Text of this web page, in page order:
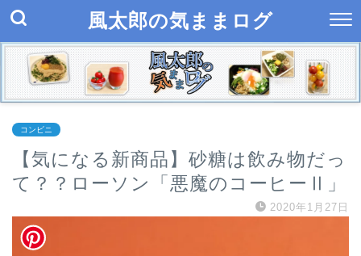
風太郎の気ままログ
コンビニ
【気になる新商品】砂糖は飲み物だっ
て？？ローソン「悪魔のコーヒーⅡ」
2020年1月27日